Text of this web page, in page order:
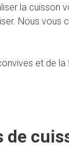
la cuisson
Nous vous
et de